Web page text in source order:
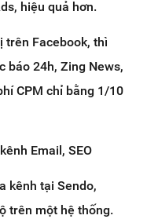
hiệu quả hơn.
trên Facebook, thì
báo 24h, Zing News,
CPM chỉ bằng 1/10
Email, SEO
kênh tại Sendo,
trên một hệ thống.